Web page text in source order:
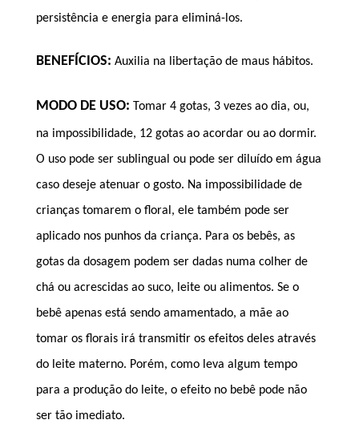
persistência e energia para eliminá-los.
BENEFÍCIOS: Auxilia na libertação de maus hábitos.
MODO DE USO: Tomar 4 gotas, 3 vezes ao dia, ou,
na impossibilidade, 12 gotas ao acordar ou ao dormir.
O uso pode ser sublingual ou pode ser diluído em água
caso deseje atenuar o gosto. Na impossibilidade de
crianças tomarem o floral, ele também pode ser
aplicado nos punhos da criança. Para os bebês, as
gotas da dosagem podem ser dadas numa colher de
chá ou acrescidas ao suco, leite ou alimentos. Se o
bebê apenas está sendo amamentado, a mãe ao
tomar os florais irá transmitir os efeitos deles através
do leite materno. Porém, como leva algum tempo
para a produção do leite, o efeito no bebê pode não
ser tão imediato.